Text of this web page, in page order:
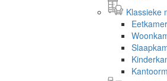
Klassieke